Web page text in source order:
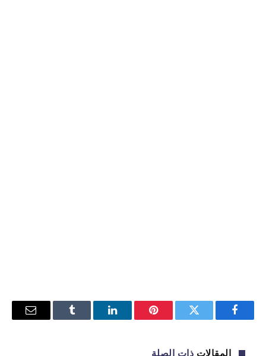
فيسبوك تويتر بينتيريستلينكدإن Tumblr
البريد
المقالات ذات الصلة